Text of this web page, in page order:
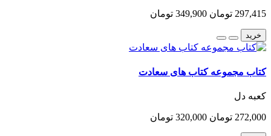
297,415 تومان 349,900 تومان
خرید
کتاب مجموعه کتاب های سعادت
کعبه دل
272,000 تومان 320,000 تومان